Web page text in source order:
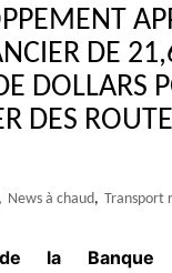
DE
DOLLARS
DES
News à chaud, Transport
la Banque